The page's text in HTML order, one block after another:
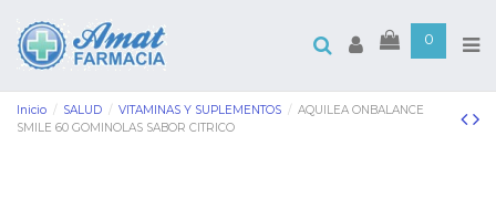
0
Inicio SALUD VITAMINAS Y SUPLEMENTOS
AQUILEA ONBALANCE
SMILE 60 GOMINOLAS SABOR CITRICO